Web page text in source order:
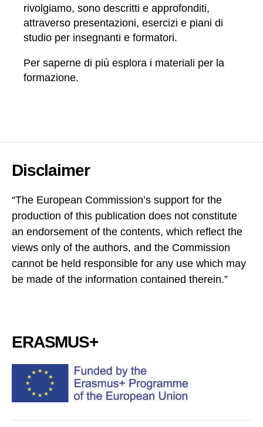
rivolgiamo, sono descritti e approfonditi,
attraverso presentazioni, esercizi e piani di
studio per insegnanti e formatori.
Per saperne di più esplora i materiali per la
formazione.
Disclaimer
“The European Commission’s support for the
production of this publication does not constitute
an endorsement of the contents, which reflect the
views only of the authors, and the Commission
cannot be held responsible for any use which may
be made of the information contained therein.”
ERASMUS+